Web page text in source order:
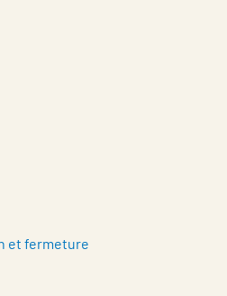
et fermeture